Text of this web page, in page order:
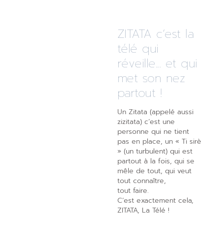
ZITATA c’est la
télé qui
réveille... et qui
met son nez
partout !
Un Zitata (appelé aussi
zizitata) c’est une
personne qui ne tient
pas en place, un « Ti sirè
» (un turbulent) qui est
partout à la fois, qui se
mêle de tout, qui veut
tout connaître,
tout faire.
C’est exactement cela,
ZITATA, La Télé !